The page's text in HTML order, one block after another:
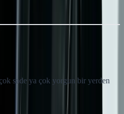
sade ya çok yorgun bir yerden